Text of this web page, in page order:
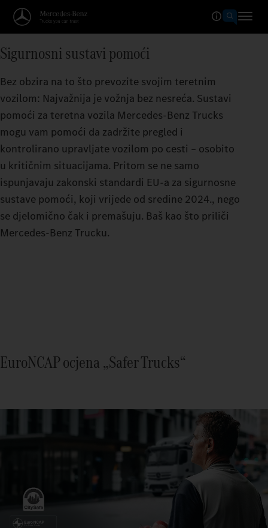
Sigurnosni sustavi pomoći
Bez obzira na to što prevozite svojim teretnim
vozilom: Najvažnija je vožnja bez nesreća. Sustavi
pomoći za teretna vozila Mercedes‑Benz Trucks
mogu vam pomoći da zadržite pregled i
kontrolirano upravljate vozilom po cesti – osobito
u kritičnim situacijama. Pritom se ne samo
ispunjavaju zakonski standardi EU-a za sigurnosne
sustave pomoći, koji vrijede od sredine 2024., nego
se djelomično čak i premašuju. Baš kao što priliči
Mercedes‑Benz Trucku.
EuroNCAP ocjena „Safer Trucks“